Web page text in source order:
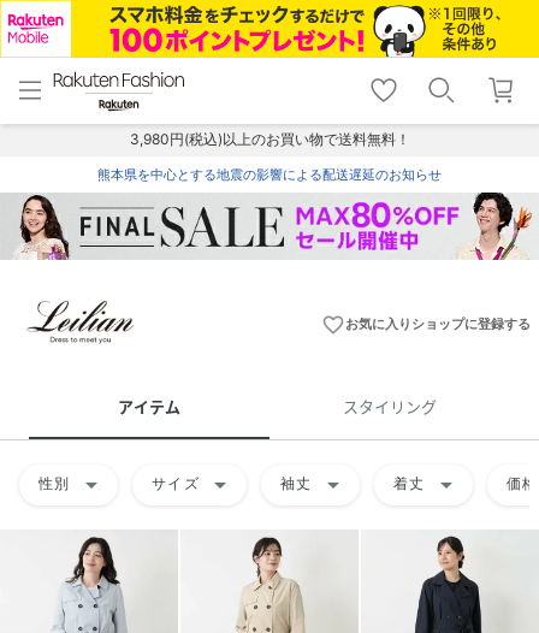
menu home
トップ
shopping_cart lock_outline
ログイン
3,980円(税込)以上のお買い物で送料無料！
熊本県を中心とする地震の影響による配送遅延のお知らせ
favorite_borderお気に入りショップに登録する
アイテム スタイリング
性別 arrow_drop_down サイズ arrow_drop_down 袖丈 arrow_drop_down 着丈 arrow_drop_down 価格